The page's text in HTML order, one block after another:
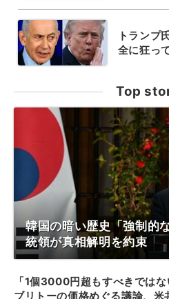
トランプ
全に狂っ
Top
韓国の暗い歴史「強制的
統領が真相解明を約束
「1個3000円超もすべきではな
ブリトーの価格めぐる議論、米